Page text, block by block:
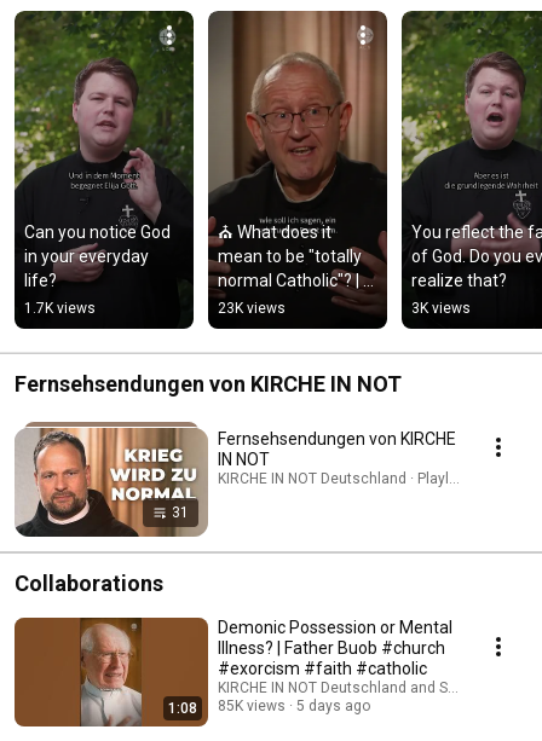
Can you notice God
in your everyday
life?
1.7K views
⛪ What does it
mean to be "totally
normal Catholic"? |
Father Karl Wallner
23K views
You reflect the
of God. Do you
realize that?
3K views
Fernsehsendungen von KIRCHE IN NOT
31
Fernsehsendungen von KIRCHE
IN NOT
KIRCHE IN NOT Deutschland · Playlist
Collaborations
1:08
Demonic Possession or Mental
Illness? | Father Buob #church
#exorcism #faith #catholic
KIRCHE IN NOT Deutschland and St. Ulrich
85K views
5 days ago